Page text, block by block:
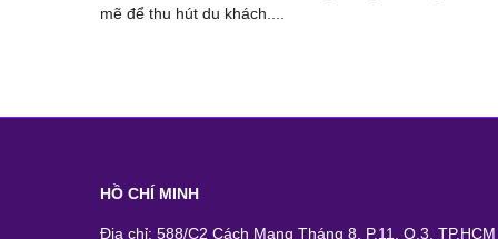
mẽ để thu hút du khách....
HỒ CHÍ MINH
Địa chỉ: 588/C2 Cách Mạng Tháng 8, P.11, Q.3, TP.HCM